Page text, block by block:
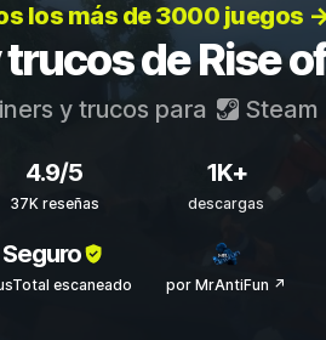
los más de 3000 juegos
de Rise
y trucos para Steam
4.9/5
37K reseñas
1K+
descargas
Seguro
escaneado por MrAntiFun ↗